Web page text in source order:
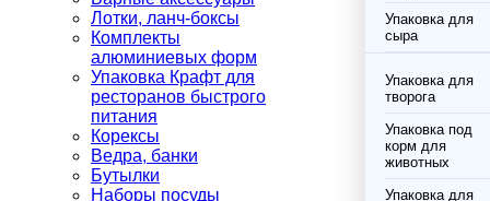
Лотки, ланч-боксы
Комплекты
алюминиевых форм
Упаковка Крафт для
ресторанов быстрого
питания
Корексы
Ведра, банки
Бутылки
Наборы посуды
Упаковка для
сыра
Упаковка для
творога
Упаковка под
корм для
животных
Упаковка для